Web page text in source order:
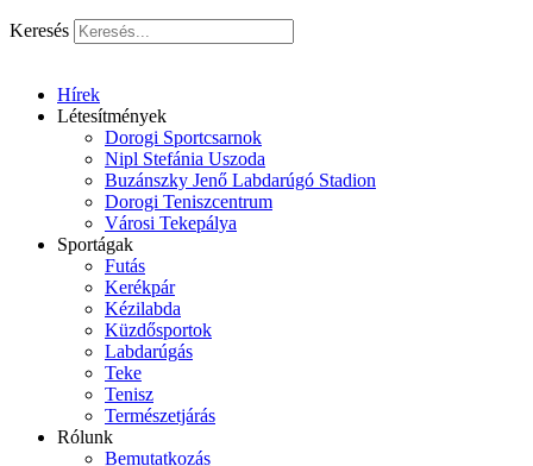
Keresés
Hírek
Létesítmények
Dorogi Sportcsarnok
Nipl Stefánia Uszoda
Buzánszky Jenő Labdarúgó Stadion
Dorogi Teniszcentrum
Városi Tekepálya
Sportágak
Futás
Kerékpár
Kézilabda
Küzdősportok
Labdarúgás
Teke
Tenisz
Természetjárás
Rólunk
Bemutatkozás